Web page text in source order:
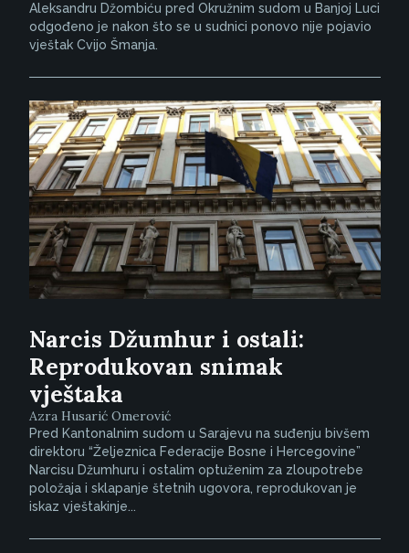
Aleksandru Džombiću pred Okružnim sudom u Banjoj Luci
odgođeno je nakon što se u sudnici ponovo nije pojavio
vještak Cvijo Šmanja.
Narcis Džumhur i ostali:
Reprodukovan snimak
vještaka
Azra Husarić Omerović
Pred Kantonalnim sudom u Sarajevu na suđenju bivšem
direktoru “Željeznica Federacije Bosne i Hercegovine”
Narcisu Džumhuru i ostalim optuženim za zloupotrebe
položaja i sklapanje štetnih ugovora, reprodukovan je
iskaz vještakinje...